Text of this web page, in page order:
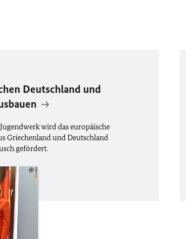
Deutschland und
wird das europäische
Griechenland und Deutschland
gefördert.